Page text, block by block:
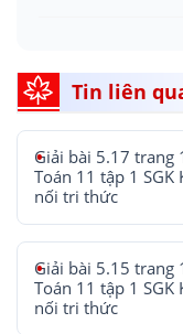
Tin liên
Giải bài 5.17 trang
Toán 11 tập 1 SGK
nối tri thức
Giải bài 5.15 trang
Toán 11 tập 1 SGK
nối tri thức